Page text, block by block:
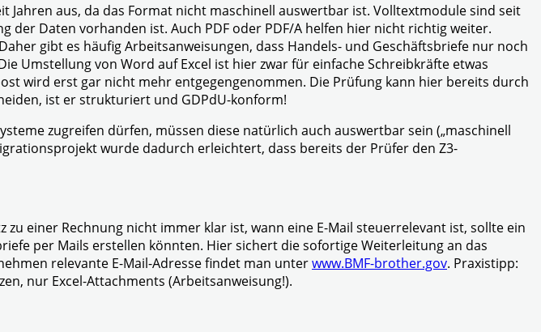
aus, da das Format nicht maschinell auswertbar ist. Volltextmodule sind seit
Daten vorhanden ist. Auch PDF oder PDF/A helfen hier nicht richtig weiter.
gibt es häufig Arbeitsanweisungen, dass Handels- und Geschäftsbriefe nur noch
Umstellung von Word auf Excel ist hier zwar für einfache Schreibkräfte etwas
wird erst gar nicht mehr entgegengenommen. Die Prüfung kann hier bereits durch
ist er strukturiert und GDPdU-konform!
zugreifen dürfen, müssen diese natürlich auch auswertbar sein („maschinell
wurde dadurch erleichtert, dass bereits der Prüfer den Z3-
einer Rechnung nicht immer klar ist, wann eine E-Mail steuerrelevant ist, sollte ein
per Mails erstellen könnten. Hier sichert die sofortige Weiterleitung an das
relevante E-Mail-Adresse findet man unterwww.BMF-brother.gov. Praxistipp:
nur Excel-Attachments (Arbeitsanweisung!).